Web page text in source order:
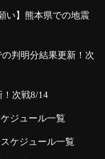
い】熊本県での地震
判明分結果更新！次
！次戦8/14
ジュール一覧
ケジュール一覧